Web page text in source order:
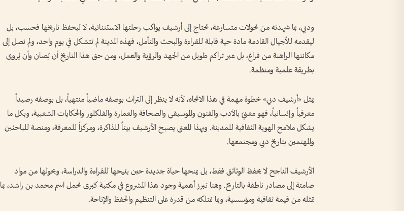
ودبي، بما شهدته من تحولات متسارعة، تحتاج إلى أرشيف يواكب رحلتها الاستثنائية، لا ليحفظ تاريخها فحسب، بل
ليقدمه للأجيال القادمة مادة حية قابلة للقراءة والبحث والتأمل، فهذه المدينة لم تتشكل في يوم واحد، ولم تصل إلى
مكانتها الراهنة من فراغ، بل عبر تراكم طويل من الجهد والرؤية والعمل، ومن حق هذا التاريخ أن يُصان وأن يُروى
بطريقة علمية ومنظمة.
يمثل «أرشيف دبي» خطوة مهمة في هذا الاتجاه، لأنه لا ينظر إلى التراث بوصفه ماضياً منتهياً، بل بوصفه رصيداً
معرفياً وإنسانياً، فهو معنيّ بالأدب والفنون والموسيقى والصحافة والعمارة والفلكلور والحكايات الشعبية، وبكل ما
يشكل ملامح الهوية الثقافية للمدينة. وبهذا المعنى يصبح الأرشيف بيتاً للذاكرة، ومركزاً للمعرفة، ومنصة للباحثين
والمهتمين بتاريخ دبي ومجتمعها.
الأرشيف الناجح لا يحفظ الوثائق فقط، بل يمنحها حياة جديدة حين يتيحها للقراءة والدراسة، ويحولها من مواد
صامتة إلى مصادر ناطقة بالتاريخ. وهنا تبرز أهمية وجود هذا المشروع في مكتبة كبرى تحمل اسم محمد بن راشد، بما
تمثله من قيمة ثقافية ومؤسسية، وبما تمتلكه من قدرة على التنظيم والحفظ والإتاحة.